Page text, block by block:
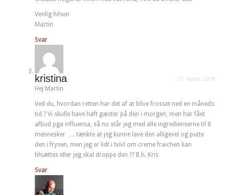
Venlig hilsen
Martin
Svar
kristina 15. marts 2019
Hej Martin
Ved du, hvordan retten har det af at blive frosset ned en måneds
tid ? Vi skulle have haft gæster på den i morgen, men har fået
afbud pga influensa, så nu står jeg med alle ingredienserne til 8
mennesker …. tænkte at jeg kunne lave den alligevel og putte
den i frysen, men jeg er lidt i tvivl om creme fraichen kan
tilsættes eller jeg skal droppe den ?? B.h. Kris
Svar